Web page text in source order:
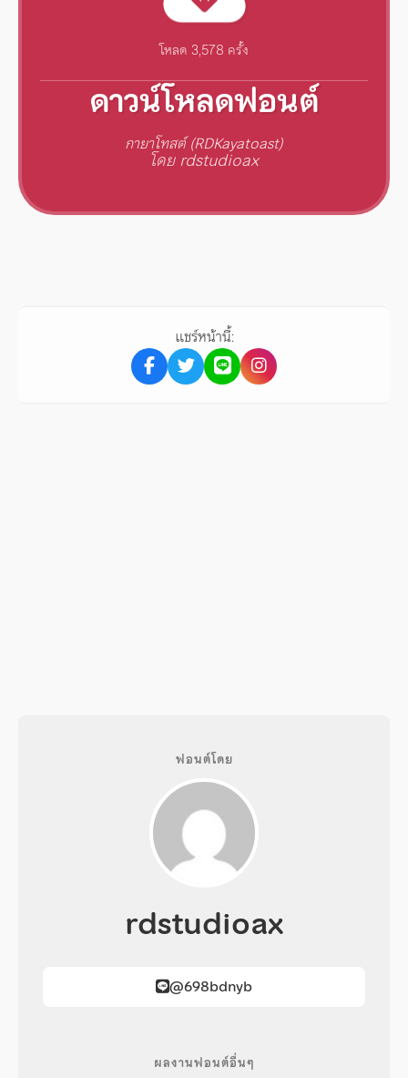
โหลด 3,578 ครั้ง
ดาวน์โหลดฟอนต์
กายาโทสต์ (RDKayatoast)
โดย rdstudioax
แชร์หน้านี้:
ฟอนต์โดย
rdstudioax
@698bdnyb
ผลงานฟอนต์อื่นๆ